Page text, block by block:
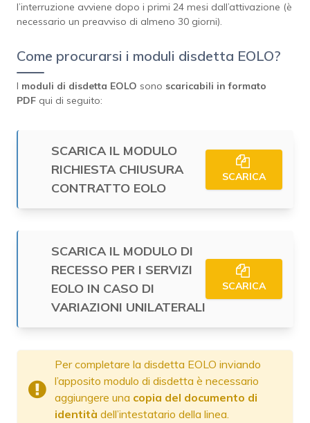
l’interruzione avviene dopo i primi 24 mesi dall’attivazione (è
necessario un preavviso di almeno 30 giorni).
Come procurarsi i moduli disdetta EOLO?
I moduli di disdetta EOLO sono scaricabili in formato
PDF qui di seguito:
SCARICA IL MODULO
RICHIESTA CHIUSURA
CONTRATTO EOLO
SCARICA
SCARICA IL MODULO DI
RECESSO PER I SERVIZI
EOLO IN CASO DI
VARIAZIONI UNILATERALI
SCARICA
Per completare la disdetta EOLO inviando
l’apposito modulo di disdetta è necessario
aggiungere una copia del documento di
identità dell’intestatario della linea.